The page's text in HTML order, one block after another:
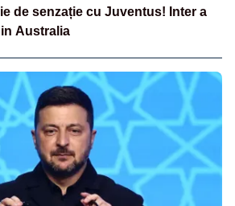
de senzație cu Juventus! Inter a
Australia